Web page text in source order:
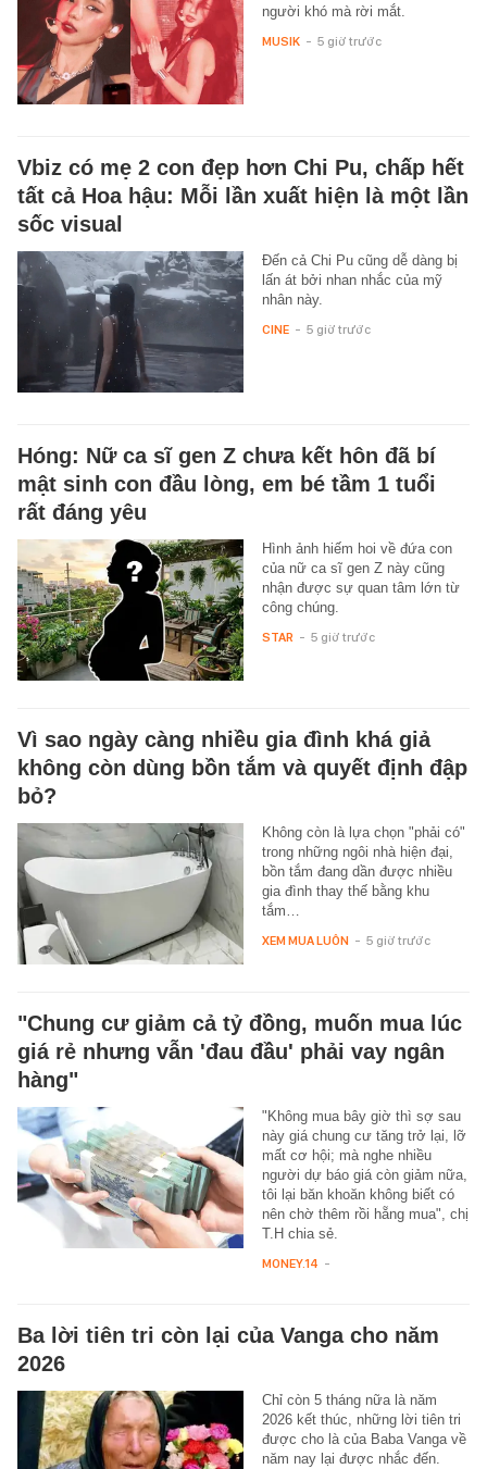
người khó mà rời mắt.
MUSIK - 5 giờ trước
Vbiz có mẹ 2 con đẹp hơn Chi Pu, chấp hết
tất cả Hoa hậu: Mỗi lần xuất hiện là một lần
sốc visual
Đến cả Chi Pu cũng dễ dàng bị
lấn át bởi nhan nhắc của mỹ
nhân này.
CINE - 5 giờ trước
Hóng: Nữ ca sĩ gen Z chưa kết hôn đã bí
mật sinh con đầu lòng, em bé tầm 1 tuổi
rất đáng yêu
Hình ảnh hiếm hoi về đứa con
của nữ ca sĩ gen Z này cũng
nhận được sự quan tâm lớn từ
công chúng.
STAR - 5 giờ trước
Vì sao ngày càng nhiều gia đình khá giả
không còn dùng bồn tắm và quyết định đập
bỏ?
Không còn là lựa chọn "phải có"
trong những ngôi nhà hiện đại,
bồn tắm đang dần được nhiều
gia đình thay thế bằng khu
tắm…
XEM MUA LUÔN - 5 giờ trước
"Chung cư giảm cả tỷ đồng, muốn mua lúc
giá rẻ nhưng vẫn 'đau đầu' phải vay ngân
hàng"
"Không mua bây giờ thì sợ sau
này giá chung cư tăng trở lại, lỡ
mất cơ hội; mà nghe nhiều
người dự báo giá còn giảm nữa,
tôi lại băn khoăn không biết có
nên chờ thêm rồi hẵng mua", chị
T.H chia sẻ.
MONEY.14 -
Ba lời tiên tri còn lại của Vanga cho năm
2026
Chỉ còn 5 tháng nữa là năm
2026 kết thúc, những lời tiên tri
được cho là của Baba Vanga về
năm nay lại được nhắc đến.